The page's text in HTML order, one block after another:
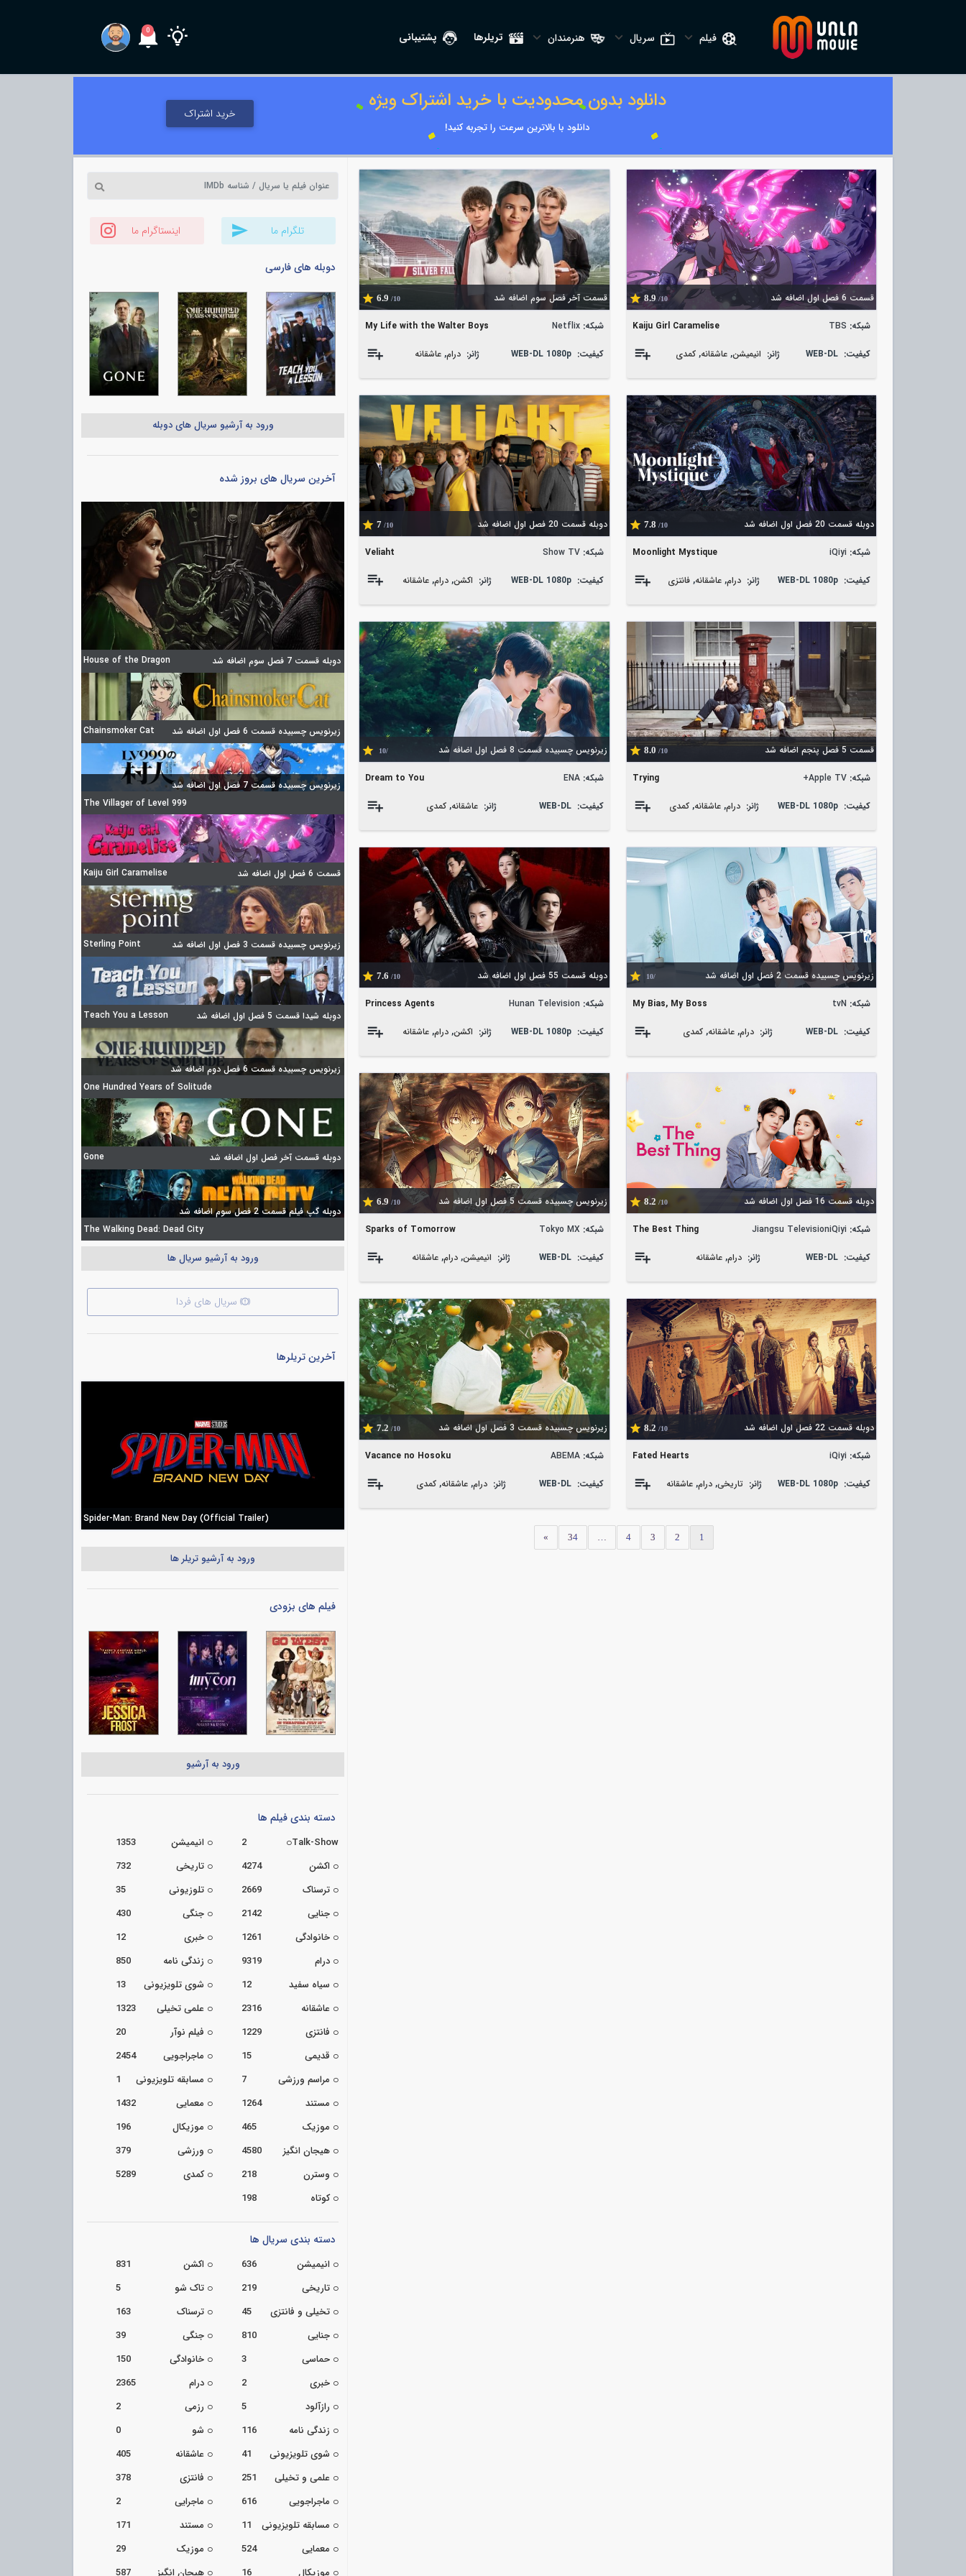
فیلم سریال هنرمندان تریلرها پشتیبانی 0
دانلود بدون محدودیت با خرید اشتراک ویژه
دانلود با بالاترین سرعت را تجربه کنید!
خرید اشتراک
قسمت 6 فصل اول اضافه شد 8.9 /10
Kaiju Girl Caramelise شبکه: TBS
کیفیت: WEB-DL ژانر: انیمیشن, عاشقانه, کمدی
قسمت آخر فصل سوم اضافه شد 6.9 /10
My Life with the Walter Boys شبکه:Netflix
کیفیت: WEB-DL 1080p ژانر: درام, عاشقانه
دوبله قسمت 20 فصل اول اضافه شد 7.8 /10
Moonlight Mystique شبکه: iQiyi
کیفیت: WEB-DL 1080p ژانر: درام, عاشقانه, فانتزی
دوبله قسمت 20 فصل اول اضافه شد 7 /10
Veliaht شبکه:Show TV
کیفیت: WEB-DL 1080p ژانر: اکشن, درام, عاشقانه
قسمت 5 فصل پنجم اضافه شد 8.0 /10
Trying شبکه: Apple TV+
کیفیت: WEB-DL 1080p ژانر: درام,عاشقانه,کمدی
زیرنویس چسبیده قسمت 8 فصل اول اضافه شد /10
Dream to You شبکه:ENA
کیفیت: WEB-DL ژانر: عاشقانه,کمدی
زیرنویس چسبیده قسمت 2 فصل اول اضافه شد /10
My Bias, My Boss شبکه: tvN
کیفیت: WEB-DL ژانر: درام, عاشقانه, کمدی
دوبله قسمت 55 فصل اول اضافه شد 7.6 /10
Princess Agents شبکه: Hunan Television
کیفیت: WEB-DL 1080p ژانر: اکشن, درام, عاشقانه
دوبله قسمت 16 فصل اول اضافه شد 8.2 /10
The Best Thing شبکه: Jiangsu TelevisioniQiyi
کیفیت: WEB-DL ژانر: درام,عاشقانه
زیرنویس چسبیده قسمت 5 فصل اول اضافه شد 6.9 /10
Sparks of Tomorrow شبکه: Tokyo MX
کیفیت: WEB-DL ژانر: انیمیشن, درام, عاشقانه
دوبله قسمت 22 فصل اول اضافه شد 8.2 /10
Fated Hearts شبکه: iQiyi
کیفیت: WEB-DL 1080p ژانر: تاریخی,درام,عاشقانه
زیرنویس چسبیده قسمت 3 فصل اول اضافه شد 7.2 /10
Vacance no Hosoku شبکه:ABEMA
کیفیت: WEB-DL ژانر: درام, عاشقانه, کمدی
1
2
3
4
34
»
تلگرام ما اینستاگرام ما
دوبله های فارسی
ورود به آرشیو سریال های دوبله
آخرین سریال های بروز شده
دوبله قسمت 7 فصل سوم اضافه شد House of the Dragon
زیرنویس چسبیده قسمت 6 فصل اول اضافه شد Chainsmoker Cat
زیرنویس چسبیده قسمت 7 فصل اول اضافه شد
The Villager of Level 999
قسمت 6 فصل اول اضافه شد Kaiju Girl Caramelise
زیرنویس چسبیده قسمت 3 فصل اول اضافه شد Sterling Point
دوبله شیدا قسمت 5 فصل اول اضافه شد Teach You a Lesson
زیرنویس چسبیده قسمت 6 فصل دوم اضافه شد
One Hundred Years of Solitude
دوبله قسمت آخر فصل اول اضافه شد Gone
دوبله گپ فیلم قسمت 2 فصل سوم اضافه شد
The Walking Dead: Dead City
ورود به آرشیو سریال ها
سریال های فردا
آخرین تریلرها
Spider-Man: Brand New Day (Official Trailer)
ورود به آرشیو تریلر ها
فیلم های بزودی
ورود به آرشیو
دسته بندی فیلم ها
Talk-Show
2 انیمیشن
1353
اکشن
4274 تاریخی
732
ترسناک
2669 تلوزیونی
35
جنایی
2142 جنگی
430
خانوادگی
1261 خبری
12
درام
9319 زندگی نامه
850
سیاه سفید
12 شوی تلویزیونی
13
عاشقانه
2316 علمی تخیلی
1323
فانتزی
1229 فیلم نوآر
20
قدیمی
15 ماجراجویی
2454
مراسم ورزشی
7 مسابقه تلویزیونی
1
مستند
1264 معمایی
1432
موزیک
465 موزیکال
196
هیجان انگیز
4580 ورزشی
379
وسترن
218 کمدی
5289
کوتاه
198
دسته بندی سریال ها
انیمیشن 636 اکشن
831
تاریخی
219 تاک شو
5
تخیلی و فانتزی
45 ترسناک
163
جنایی
810 جنگی
39
حماسی
3 خانوادگی
150
خبری
2 درام
2365
رازآلود
5 رزمی
2
زندگی نامه
116 شو
0
شوی تلویزیونی
41 عاشقانه
405
علمی و تخیلی
251 فانتزی
378
ماجراجویی
616 ماجرایی
2
مسابقه تلویزیونی
11 مستند
171
معمایی
524 موزیک
29
موزیکال
16 هیجان انگیز 587